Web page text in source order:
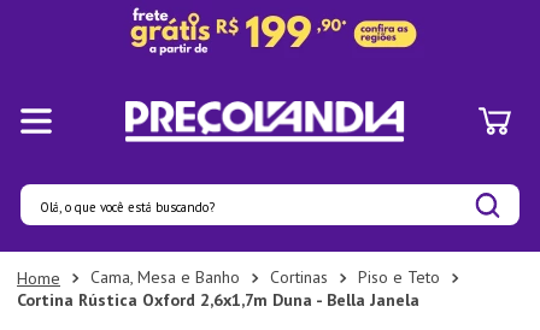
Olá, o que você está buscando?
Cama, Mesa e Banho Cortinas
Piso e Teto
Cortina Rústica Oxford 2,6x1,7m Duna - Bella Janela
Termos mais buscados
1º
Panelas